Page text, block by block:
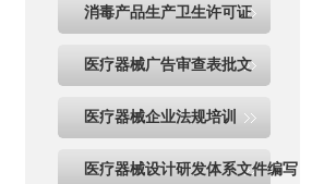
消毒产品生产卫生许可证
医疗器械广告审查表批文
医疗器械企业法规培训
医疗器械设计研发体系文件编写